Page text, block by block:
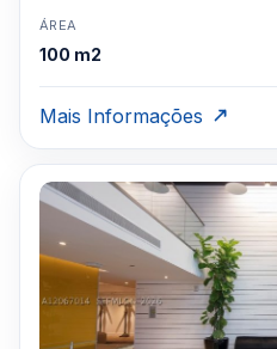
ÁREA
100 m2
Mais Informações